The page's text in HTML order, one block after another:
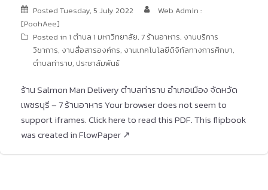
Posted Tuesday, 5 July 2022
Web Admin :
[PoohAee]
Posted in 1 ตำบล 1 มหาวิทยาลัย, 7 ร้านอาหาร, งานบริการ
วิชาการ, งานสื่อสารองค์กร, งานเทคโนโลยีดิจิทัลทางการศึกษา,
ตำบลท่าราบ, ประชาสัมพันธ์
ร้าน Salmon Man Delivery ตำบลท่าราบ อำเภอเมือง จัดหวัด
เพชรบุรี – 7 ร้านอาหาร Your browser does not seem to
support iframes. Click here to read this PDF. This flipbook
was created in FlowPaper ↗